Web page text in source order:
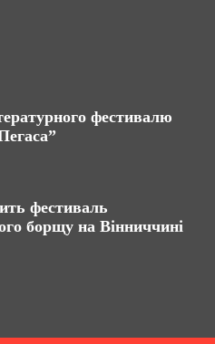
фестивалю
фестиваль
борщу на Вінниччині